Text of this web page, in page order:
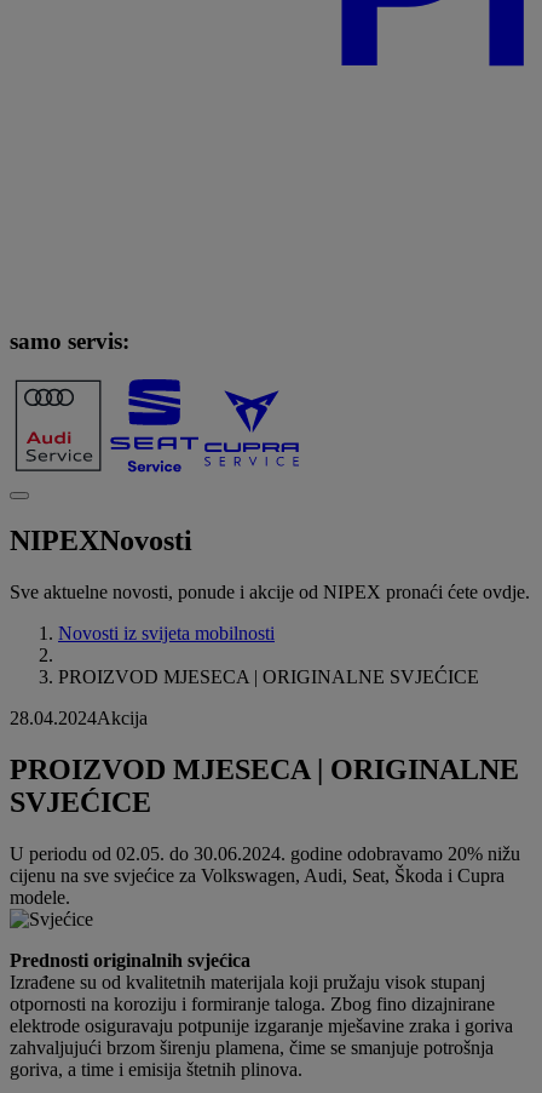
samo servis:
NIPEXNovosti
Sve aktuelne novosti, ponude i akcije od NIPEX pronaći ćete ovdje.
Novosti iz svijeta mobilnosti
PROIZVOD MJESECA | ORIGINALNE SVJEĆICE
28.04.2024Akcija
PROIZVOD MJESECA | ORIGINALNE
SVJEĆICE
U periodu od 02.05. do 30.06.2024. godine odobravamo 20% nižu
cijenu na sve svjećice za Volkswagen, Audi, Seat, Škoda i Cupra
modele.
Prednosti originalnih svjećica
Izrađene su od kvalitetnih materijala koji pružaju visok stupanj
otpornosti na koroziju i formiranje taloga. Zbog fino dizajnirane
elektrode osiguravaju potpunije izgaranje mješavine zraka i goriva
zahvaljujući brzom širenju plamena, čime se smanjuje potrošnja
goriva, a time i emisija štetnih plinova.